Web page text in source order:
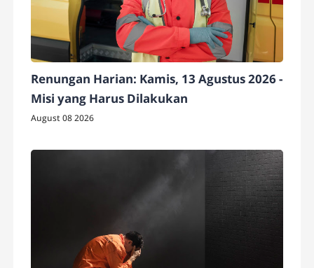
Renungan Harian: Kamis, 13 Agustus 2026 -
Misi yang Harus Dilakukan
August 08 2026